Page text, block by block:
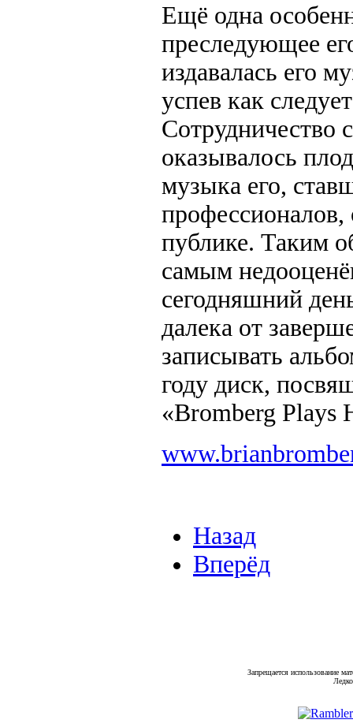
Ещё одна
преследующее
издавалась его
успев как
Сотрудничество
оказывалось
музыка его,
профессионалов,
публике. Таким
самым
сегодняшний
далека от
записывать
году диск,
«Bromberg Plays
Назад
Вперёд
Запрещается использование